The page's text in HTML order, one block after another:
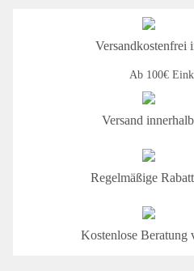
Versandkostenfrei
Ab 100€
Versand
Regelmäßige
Kostenlose Beratung